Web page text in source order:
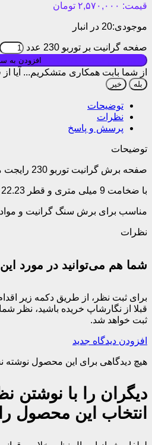
قیمت: ۲,۵۷۰,۰۰۰ تومان
موجودی:20 در انبار
صفحه گرانیت بر توربو 230 عدد
از شما بابت همکاری متشکریم... آیا
بله خیر
توضیحات
نظرات
پرسش و پاسخ
توضیحات
صفحه برش گرانیت توربو 230 رایجت مدل DA00209
با ضخامت 9 میلی متری و قطر 22.23 میلی متری
مناسب برای برش سنگ گرانیت و
نظرات
شما هم می‌توانید در مورد این
برای ثبت نظر، از طریق دکمه زیر
قبلا از نگارشاپ خریده باشید، نظر
ثبت خواهد شد.
افزودن دیدگاه جدید
هیچ دیدگاهی برای این محصول
دیگران را با نوشتن
انتخاب این محصول